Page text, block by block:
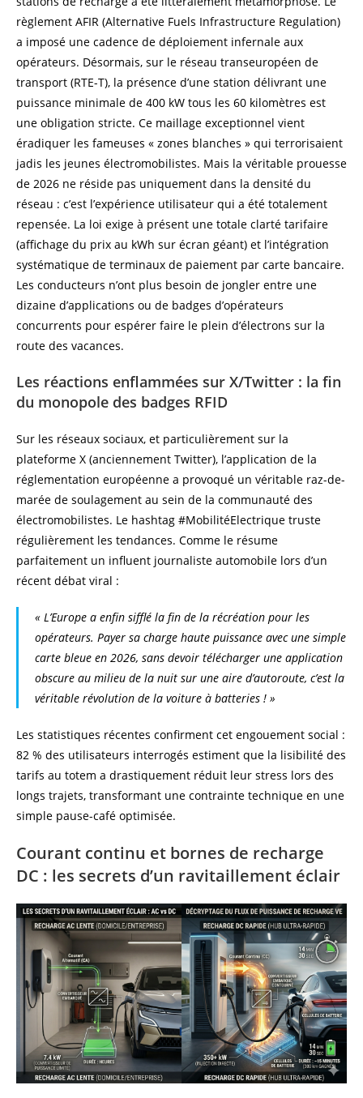
règlement AFIR (Alternative Fuels Infrastructure Regulation)
a imposé une cadence de déploiement infernale aux
opérateurs. Désormais, sur le réseau transeuropéen de
transport (RTE-T), la présence d’une station délivrant une
puissance minimale de 400 kW tous les 60 kilomètres est
une obligation stricte. Ce maillage exceptionnel vient
éradiquer les fameuses « zones blanches » qui terrorisaient
jadis les jeunes électromobilistes. Mais la véritable prouesse
de 2026 ne réside pas uniquement dans la densité du
réseau : c’est l’expérience utilisateur qui a été totalement
repensée. La loi exige à présent une totale clarté tarifaire
(affichage du prix au kWh sur écran géant) et l’intégration
systématique de terminaux de paiement par carte bancaire.
Les conducteurs n’ont plus besoin de jongler entre une
dizaine d’applications ou de badges d’opérateurs
concurrents pour espérer faire le plein d’électrons sur la
route des vacances.
Les réactions enflammées sur X/Twitter : la fin
du monopole des badges RFID
Sur les réseaux sociaux, et particulièrement sur la
plateforme X (anciennement Twitter), l’application de la
réglementation européenne a provoqué un véritable raz-de-
marée de soulagement au sein de la communauté des
électromobilistes. Le hashtag #MobilitéElectrique truste
régulièrement les tendances. Comme le résume
parfaitement un influent journaliste automobile lors d’un
récent débat viral :
« L’Europe a enfin sifflé la fin de la récréation pour les
opérateurs. Payer sa charge haute puissance avec une simple
carte bleue en 2026, sans devoir télécharger une application
obscure au milieu de la nuit sur une aire d’autoroute, c’est la
véritable révolution de la voiture à batteries ! »
Les statistiques récentes confirment cet engouement social :
82 % des utilisateurs interrogés estiment que la lisibilité des
tarifs au totem a drastiquement réduit leur stress lors des
longs trajets, transformant une contrainte technique en une
simple pause-café optimisée.
Courant continu et bornes de recharge
DC : les secrets d’un ravitaillement éclair